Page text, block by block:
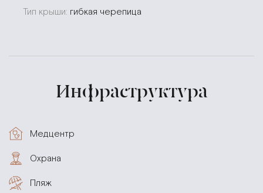
Тип крыши: гибкая черепица
Инфраструктура
Медцентр
Охрана
Пляж